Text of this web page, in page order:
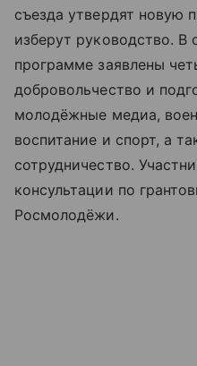
съезда утвердят новую
изберут руководство. В
программе заявлены
добровольчество и
молодёжные медиа,
воспитание и спорт, а
сотрудничество.
консультации по
Росмолодёжи.